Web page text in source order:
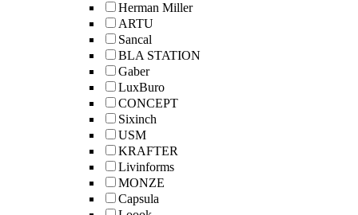
Herman Miller
ARTU
Sancal
BLA STATION
Gaber
LuxBuro
CONCEPT
Sixinch
USM
KRAFTER
Livinforms
MONZE
Capsula